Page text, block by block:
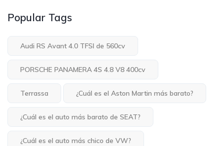
Popular Tags
Audi RS Avant 4.0 TFSI de 560cv
PORSCHE PANAMERA 4S 4.8 V8 400cv
Terrassa ¿Cuál es el Aston Martin más barato?
¿Cuál es el auto más barato de SEAT?
¿Cuál es el auto más chico de VW?